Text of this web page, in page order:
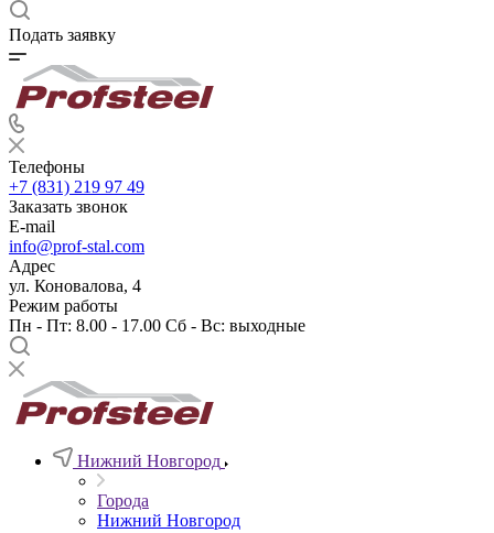
Подать заявку
Телефоны
+7 (831) 219 97 49
Заказать звонок
E-mail
info@prof-stal.com
Адрес
ул. Коновалова, 4
Режим работы
Пн - Пт: 8.00 - 17.00 Сб - Вс: выходные
Нижний Новгород
Города
Нижний Новгород